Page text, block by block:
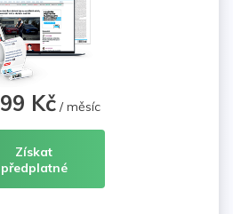
Kč/ měsíc
Získat
předplatné